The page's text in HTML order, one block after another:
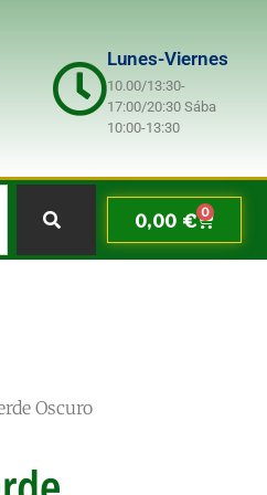
Lunes-Viernes
10.00/13:30-
17:00/20:30 Sába
10:00-13:30
0,00 € 0
Oscuro